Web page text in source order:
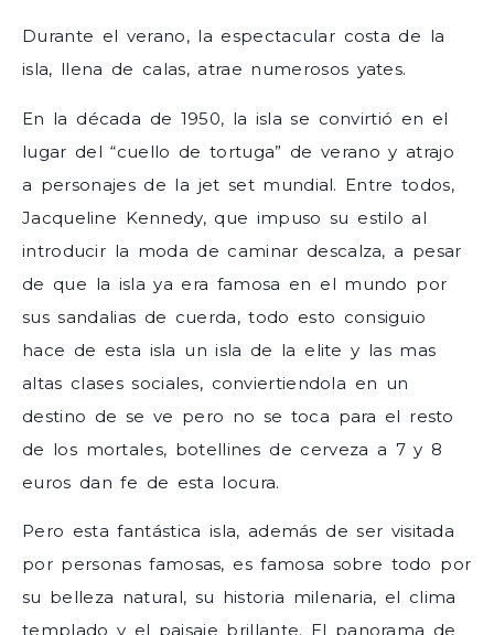
Durante el verano, la espectacular costa de la
isla, llena de calas, atrae numerosos yates.
En la década de 1950, la isla se convirtió en el
lugar del “cuello de tortuga” de verano y atrajo
a personajes de la jet set mundial. Entre todos,
Jacqueline Kennedy, que impuso su estilo al
introducir la moda de caminar descalza, a pesar
de que la isla ya era famosa en el mundo por
sus sandalias de cuerda, todo esto consiguio
hace de esta isla un isla de la elite y las mas
altas clases sociales, conviertiendola en un
destino de se ve pero no se toca para el resto
de los mortales, botellines de cerveza a 7 y 8
euros dan fe de esta locura.
Pero esta fantástica isla, además de ser visitada
por personas famosas, es famosa sobre todo por
su belleza natural, su historia milenaria, el clima
templado y el paisaje brillante. El panorama de